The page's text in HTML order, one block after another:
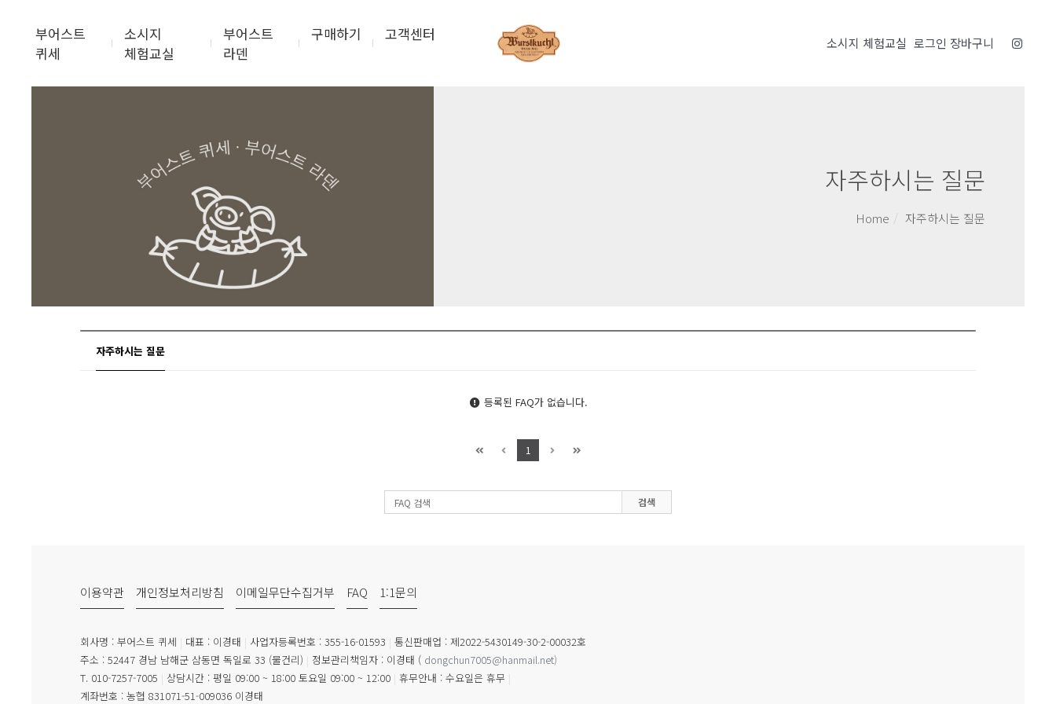
부어스트
퀴세
소시지
체험교실
부어스트
라덴
구매하기 고객센터 소시지 체험교실 로그인 장바구니
자주하시는 질문
Home 자주하시는 질문
자주하시는 질문
등록된 FAQ가 없습니다.
1
검색
이용약관 개인정보처리방침 이메일무단수집거부 FAQ 1:1문의
회사명 : 부어스트 퀴세 대표 : 이경태 사업자등록번호 : 355-16-01593
통신판매업 : 제2022-5430149-30-2-00032호
주소 : 52447 경남 남해군 삼동면 독일로 33 (물건리)
정보관리책임자 : 이경태 ( dongchun7005@hanmail.net)
T. 010-7257-7005
상담시간 : 평일 09:00 ~ 18:00 토요일 09:00 ~ 12:00 휴무안내 : 수요일은 휴무
계좌번호 : 농협 831071-51-009036 이경태